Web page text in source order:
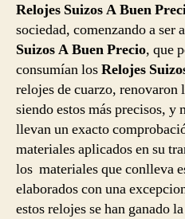
Relojes Suizos A Buen
sociedad, comenzando a ser
Suizos A Buen Precio, que
consumían losRelojes
relojes de cuarzo, renovaron
siendo estos más precisos, y
llevan un exacto
materiales aplicados en su
los materiales que conlleva
elaborados con una
estos relojes se han ganado